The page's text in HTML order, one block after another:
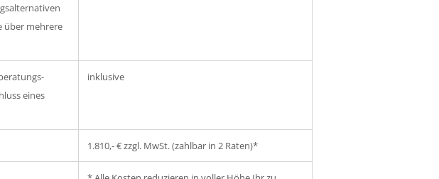
über mehrere
eines
inklusive
1.810,- € zzgl. MwSt. (zahlbar in 2 Raten)*